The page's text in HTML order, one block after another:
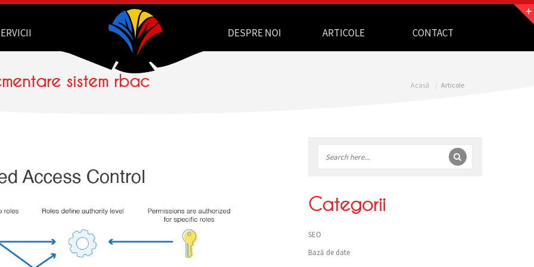
DESPRE NOI ARTICOLE CONTACT
sistem rbac Acasă Articole
Bară
Categorii
SEO
Bază de date